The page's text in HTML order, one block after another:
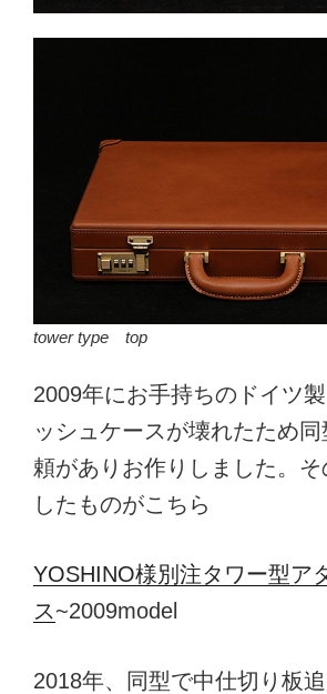
tower type top
2009年にお手持ちのドイツ
ッシュケースが壊れたため
頼がありお作りしました。そ
したものがこちら
YOSHINO様別注タワー型ア
ス~2009model
2018年、同型で中仕切り板